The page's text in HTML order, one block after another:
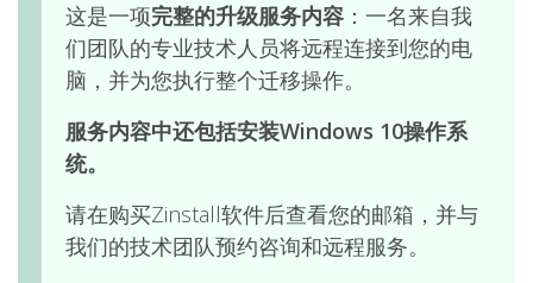
这是一项完整的升级服务内容 ：一名来自我
们团队的专业技术人员将远程连接到您的电
脑，并为您执行整个迁移操作。
服务内容中还包括安装Windows 10操作系
统。
请在购买Zinstall软件后查看您的邮箱，并与
我们的技术团队预约咨询和远程服务。